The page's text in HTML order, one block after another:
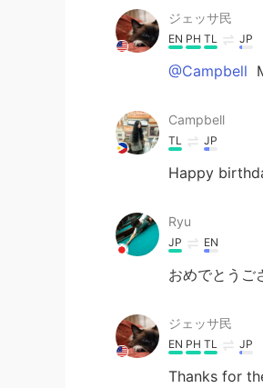
ジェッサ民
EN PH TL JP
@Campbell
Campbell
TL JP
Happy
Ryu
JP EN
おめでとうご
ジェッサ民
EN PH TL JP
Thanks for